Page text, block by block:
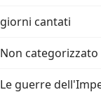
giorni cantati
Non categorizzato
Le guerre